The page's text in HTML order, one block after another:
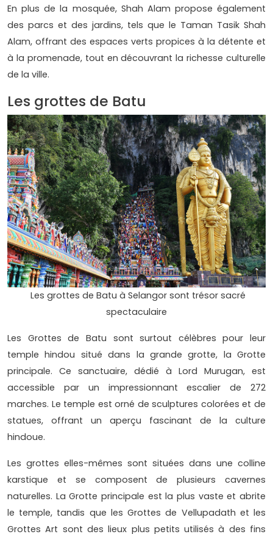
En plus de la mosquée, Shah Alam propose également
des parcs et des jardins, tels que le Taman Tasik Shah
Alam, offrant des espaces verts propices à la détente et
à la promenade, tout en découvrant la richesse culturelle
de la ville.
Les grottes de Batu
Les grottes de Batu à Selangor sont trésor sacré
spectaculaire
Les Grottes de Batu sont surtout célèbres pour leur
temple hindou situé dans la grande grotte, la Grotte
principale. Ce sanctuaire, dédié à Lord Murugan, est
accessible par un impressionnant escalier de 272
marches. Le temple est orné de sculptures colorées et de
statues, offrant un aperçu fascinant de la culture
hindoue.
Les grottes elles-mêmes sont situées dans une colline
karstique et se composent de plusieurs cavernes
naturelles. La Grotte principale est la plus vaste et abrite
le temple, tandis que les Grottes de Vellupadath et les
Grottes Art sont des lieux plus petits utilisés à des fins